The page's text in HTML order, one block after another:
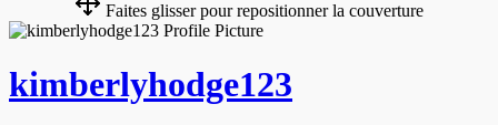
Faites glisser pour repositionner la couverture
kimberlyhodge123